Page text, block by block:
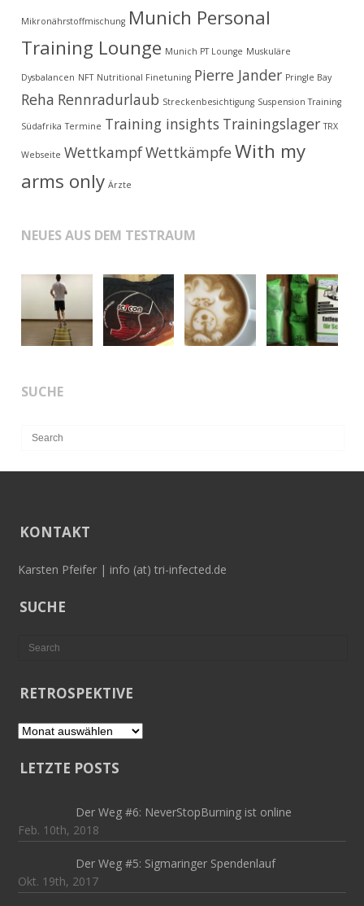
Mikronährstoffmischung Munich Personal
Training Lounge Munich PT Lounge Muskuläre
Dysbalancen NFT Nutritional Finetuning Pierre Jander Pringle Bay
Reha Rennradurlaub Streckenbesichtigung Suspension Training
Südafrika Termine Training insights Trainingslager TRX
Webseite WettkampfWettkämpfeWith my
arms only Ärzte
NEUES AUS DEM TESTRAUM
SUCHE
KONTAKT
Karsten Pfeifer | info (at) tri-infected.de
SUCHE
RETROSPEKTIVE
Retrospektive
LETZTE POSTS
Der Weg #6: NeverStopBurning ist online
Feb. 10th, 2018
Der Weg #5: Sigmaringer Spendenlauf
Okt. 19th, 2017